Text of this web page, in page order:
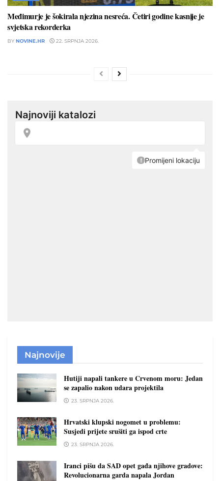
Međimurje je šokirala njezina nesreća. Četiri godine kasnije je
svjetska rekorderka
BY NOVINE.HR 22. SRPNJA 2026.
Najnovije
Hutiji napali tankere u Crvenom moru: Jedan
se zapalio nakon udara projektila
23. SRPNJA 2026.
Hrvatski klupski nogomet u problemu:
Susjedi prijete srušiti ga ispod crte
23. SRPNJA 2026.
Iranci pišu da SAD opet gađa njihove gradove:
Revolucionarna garda napala Jordan